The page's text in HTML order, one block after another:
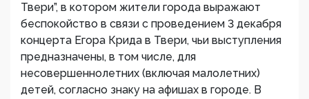
Твери”, в котором жители города выражают
беспокойство в связи с проведением 3 декабря
концерта Егора Крида в Твери, чьи выступления
предназначены, в том числе, для
несовершеннолетних (включая малолетних)
детей, согласно знаку на афишах в городе. В